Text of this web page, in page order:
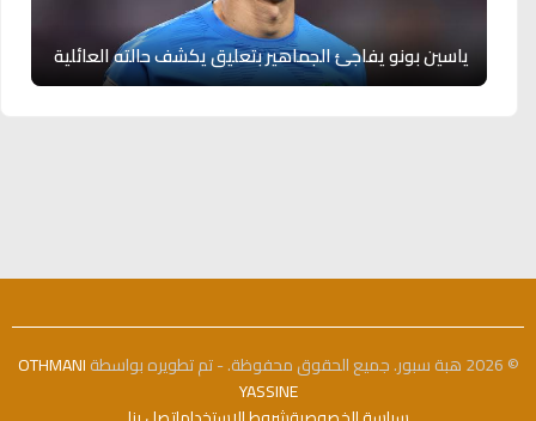
ياسين بونو يفاجئ الجماهير بتعليق يكشف حالته العائلية
© 2026 هبة سبور. جميع الحقوق محفوظة. - تم تطويره بواسطة
OTHMANI
YASSINE